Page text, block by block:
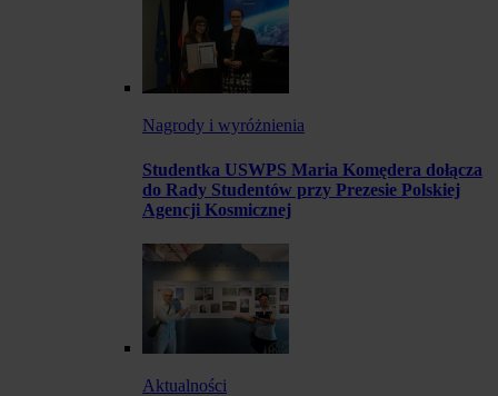
Nagrody i wyróżnienia
Studentka USWPS Maria Komędera dołącza
do Rady Studentów przy Prezesie Polskiej
Agencji Kosmicznej
Aktualności